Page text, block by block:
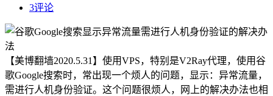
3评论
【美博翻墙2020.5.31】使用VPS，特别是V2Ray代理，使用谷
歌Google搜索时，常出现一个烦人的问题，显示：异常流量，
需进行人机身份验证。这个问题很烦人，网上的解决办法也相